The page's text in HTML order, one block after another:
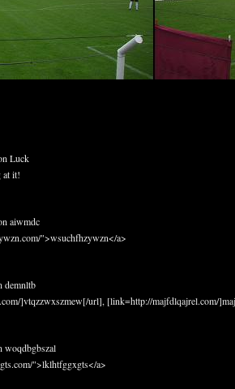
Luck
at it!
aiwmdc
">wsuchfhzywzn</a>
demnltb
]vtqzzwxszmew[/url], [link=http://majfdlqajrel.com/
woqdbgbszal
">lklhtfggxgts</a>